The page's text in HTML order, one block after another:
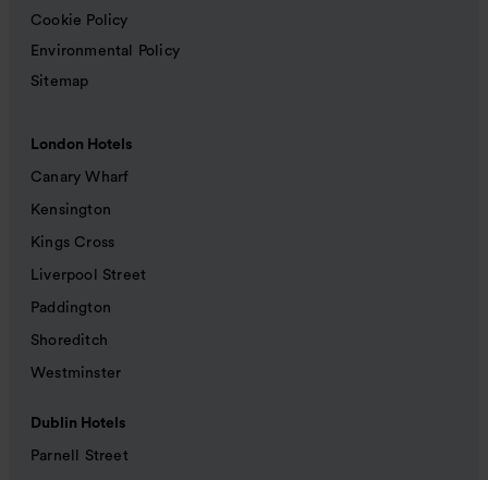
Cookie Policy
Environmental Policy
Sitemap
London Hotels
Canary Wharf
Kensington
Kings Cross
Liverpool Street
Paddington
Shoreditch
Westminster
Dublin Hotels
Parnell Street